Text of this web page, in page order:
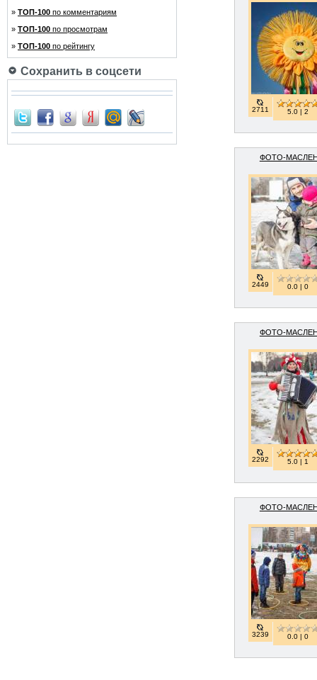
» ТОП-100 по комментариям
» ТОП-100 по просмотрам
» ТОП-100 по рейтингу
Сохранить в соцсети
2711 5.0 | 2
ФОТО-
2449 0.0 | 0
ФОТО-
2292 5.0 | 1
ФОТО-
3239 0.0 | 0